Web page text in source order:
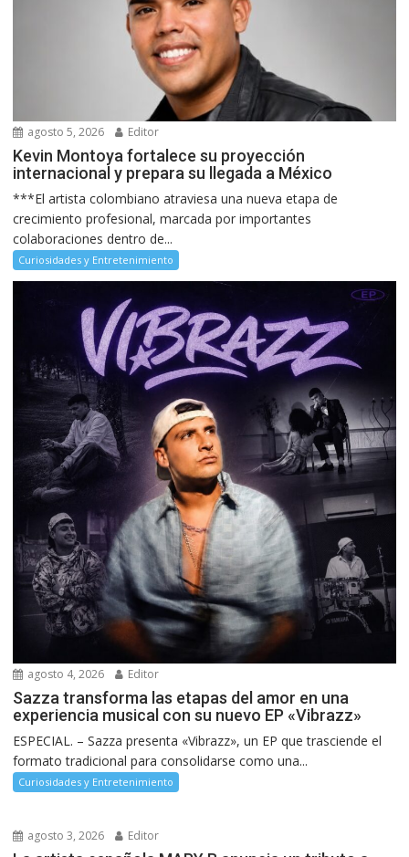
agosto 5, 2026 Editor
Kevin Montoya fortalece su proyección
internacional y prepara su llegada a México
***El artista colombiano atraviesa una nueva etapa de
crecimiento profesional, marcada por importantes
colaboraciones dentro de...
Curiosidades y Entretenimiento
agosto 4, 2026 Editor
Sazza transforma las etapas del amor en una
experiencia musical con su nuevo EP «Vibrazz»
ESPECIAL. – Sazza presenta «Vibrazz», un EP que trasciende el
formato tradicional para consolidarse como una...
Curiosidades y Entretenimiento
agosto 3, 2026 Editor